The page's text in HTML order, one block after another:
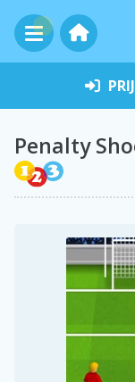
Penalty